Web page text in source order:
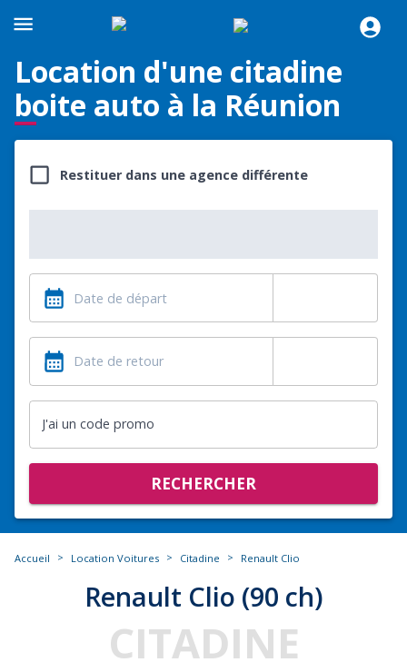
Location d'une citadine
boite auto à la Réunion
Restituer dans une agence différente
J'ai un code promo
RECHERCHER
Accueil > Location Voitures > Citadine > Renault Clio
Renault Clio (90 ch)
CITADINE